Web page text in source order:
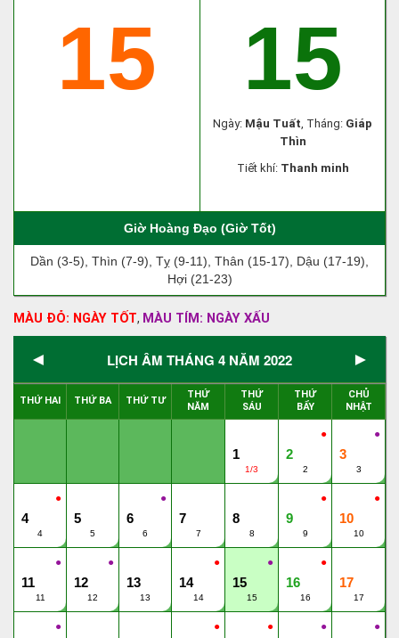
15 15
Ngày: Mậu Tuất, Tháng: Giáp
Thìn
Tiết khí: Thanh minh
Giờ Hoàng Đạo (Giờ Tốt)
Dần (3-5), Thìn (7-9), Tỵ (9-11), Thân (15-17), Dậu (17-19),
Hợi (21-23)
MÀU ĐỎ: NGÀY TỐT, MÀU TÍM: NGÀY XẤU
◄ LỊCH ÂM THÁNG 4 NĂM 2022 ►
THỨ HAI THỨ BA THỨ TƯ
THỨ
NĂM
THỨ
SÁU
THỨ
BẨY
CHỦ
NHẬT
1
1/3
●
2
2
●
3
3
●
4
4
5
5
●
6
6
7
7
8
8
●
9
9
●
10
10
●
11
11
●
12
12
13
13
●
14
14
●
15
15
●
16
16
17
17
● ● ● ● ●